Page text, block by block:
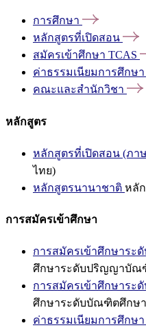
การศึกษา
หลักสูตรที่เปิดสอน
สมัครเข้าศึกษา TCAS
ค่าธรรมเนียมการศึกษา
คณะและสำนักวิชา
หลักสูตร
หลักสูตรที่เปิดสอน (ภา
ไทย)
หลักสูตรนานาชาติ หลั
การสมัครเข้าศึกษา
การสมัครเข้าศึกษาร
ศึกษาระดับปริญญาบัณ
การสมัครเข้าศึกษาระ
ศึกษาระดับบัณฑิตศึกษา
ค่าธรรมเนียมการศึกษา